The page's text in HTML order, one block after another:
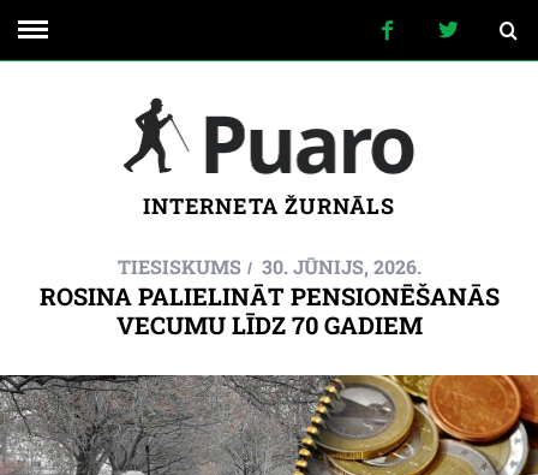
INTERNETA ŽURNĀLS
TIESISKUMS 30. JŪNIJS, 2026.
ROSINA PALIELINĀT PENSIONĒŠANĀS
VECUMU LĪDZ 70 GADIEM